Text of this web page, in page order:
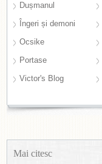
Dușmanul
Îngeri și demoni
Ocsike
Portase
Victor's Blog
Mai citesc